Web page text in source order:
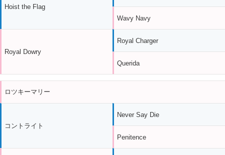
Hoist the Flag
Royal Dowry
Wavy Navy
Royal Charger
Querida
ロツキーマリー
コントライト
Never Say Die
Penitence